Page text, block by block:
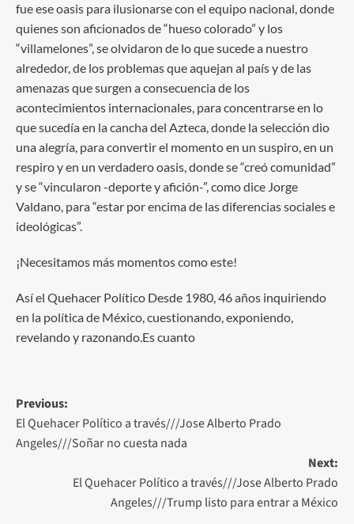
fue ese oasis para ilusionarse con el equipo nacional, donde
quienes son aficionados de “hueso colorado” y los
“villamelones”, se olvidaron de lo que sucede a nuestro
alrededor, de los problemas que aquejan al país y de las
amenazas que surgen a consecuencia de los
acontecimientos internacionales, para concentrarse en lo
que sucedía en la cancha del Azteca, donde la selección dio
una alegría, para convertir el momento en un suspiro, en un
respiro y en un verdadero oasis, donde se “creó comunidad”
y se “vincularon -deporte y afición-”, como dice Jorge
Valdano, para “estar por encima de las diferencias sociales e
ideológicas”.
¡Necesitamos más momentos como este!
Así el Quehacer Político Desde 1980, 46 años inquiriendo
en la política de México, cuestionando, exponiendo,
revelando y razonando.Es cuanto
Post
navigation
Previous:
El Quehacer Político a través///Jose Alberto Prado
Angeles///Soñar no cuesta nada
Next:
El Quehacer Político a través///Jose Alberto Prado
Angeles///Trump listo para entrar a México